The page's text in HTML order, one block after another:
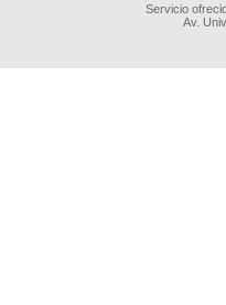
Servicio
Av.